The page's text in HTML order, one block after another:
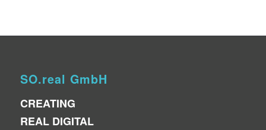
SO.real GmbH
CREATING
REAL DIGITAL